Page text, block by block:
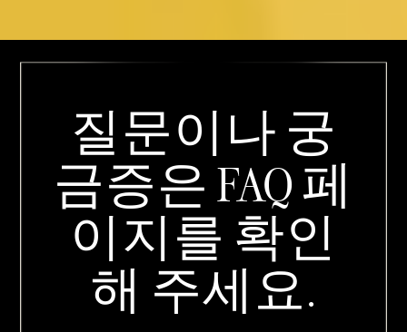
질문이나 궁
금증은 FAQ 페
이지를 확인
해 주세요.